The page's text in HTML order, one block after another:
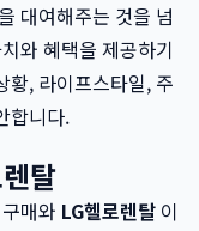
대여해주는 것을 넘
와 혜택을 제공하기
황, 라이프스타일, 주
합니다.
탈
매와 LG헬로렌탈 이